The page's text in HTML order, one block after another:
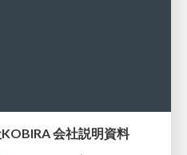
会社説明資料